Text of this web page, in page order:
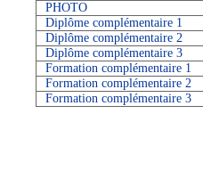
PHOTO
Diplôme complémentaire 1
Diplôme complémentaire 2
Diplôme complémentaire 3
Formation complémentaire 1
Formation complémentaire 2
Formation complémentaire 3